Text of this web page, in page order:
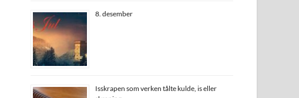
8. desember
Isskrapen som verken tålte kulde, is eller